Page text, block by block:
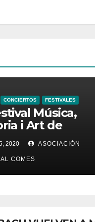
CONCIERTOS FESTIVALES
Música,
i Art de
continúa
ciclo de
religiosa
2020 ASOCIACIÓN
COMES